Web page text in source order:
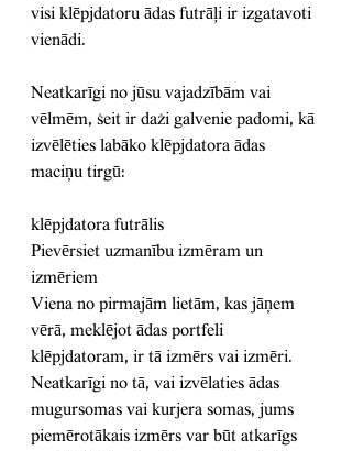
visi klēpjdatoru ādas futrāļi ir izgatavoti
vienādi.
Neatkarīgi no jūsu vajadzībām vai
vēlmēm, šeit ir daži galvenie padomi, kā
izvēlēties labāko klēpjdatora ādas
maciņu tirgū:
klēpjdatora futrālis
Pievērsiet uzmanību izmēram un
izmēriem
Viena no pirmajām lietām, kas jāņem
vērā, meklējot ādas portfeli
klēpjdatoram, ir tā izmērs vai izmēri.
Neatkarīgi no tā, vai izvēlaties ādas
mugursomas vai kurjera somas, jums
piemērotākais izmērs var būt atkarīgs